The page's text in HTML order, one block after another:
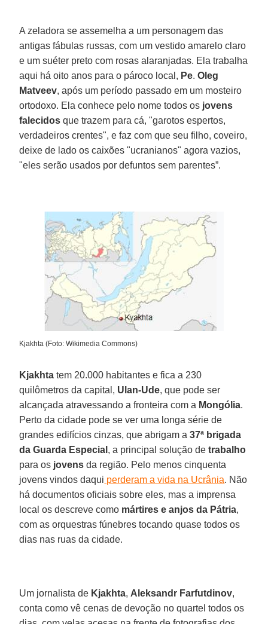
A zeladora se assemelha a um personagem das
antigas fábulas russas, com um vestido amarelo claro
e um suéter preto com rosas alaranjadas. Ela trabalha
aqui há oito anos para o pároco local, Pe.Oleg
Matveev, após um período passado em um mosteiro
ortodoxo. Ela conhece pelo nome todos os jovens
falecidos que trazem para cá, "garotos espertos,
verdadeiros crentes", e faz com que seu filho, coveiro,
deixe de lado os caixões "ucranianos" agora vazios,
"eles serão usados por defuntos sem parentes”.
Kjakhta (Foto: Wikimedia Commons)
Kjakhta tem 20.000 habitantes e fica a 230
quilômetros da capital, Ulan-Ude, que pode ser
alcançada atravessando a fronteira com a Mongólia.
Perto da cidade pode se ver uma longa série de
grandes edifícios cinzas, que abrigam a37ª brigada
da Guarda Especial , a principal solução detrabalho
para os jovens da região. Pelo menos cinquenta
jovens vindos daqui perderam a vida na Ucrânia. Não
há documentos oficiais sobre eles, mas a imprensa
local os descreve como mártires e anjos da Pátria,
com as orquestras fúnebres tocando quase todos os
dias nas ruas da cidade.
Um jornalista de Kjakhta, Aleksandr Farfutdinov,
conta como vê cenas de devoção no quartel todos os